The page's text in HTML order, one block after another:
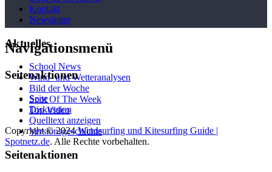
Kontakt
Newsletter
Aktuelles
School News
Wind- und Wetteranalysen
Bild der Woche
Spot Of The Week
Top Video
Copyright © 2024Windsurfing und Kitesurfing Guide |
Spotnetz.de. Alle Rechte vorbehalten.
Navigationsmenü
Seitenaktionen
Seite
Diskussion
Quelltext anzeigen
Versionsgeschichte
Seitenaktionen